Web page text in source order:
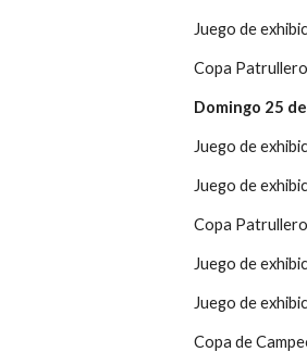
Juego de
Copa
Domingo 25
Juego de
Juego de
Copa
Juego de
Juego de
Copa de